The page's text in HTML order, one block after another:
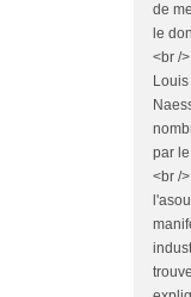
de
le
<br /
par
<br /